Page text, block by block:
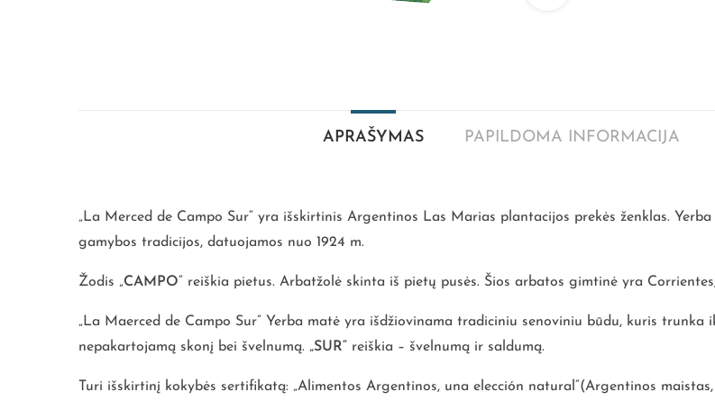
APRAŠYMAS PAPILDOMA INFORMACIJA
„La Merced de Campo Sur“ yra išskirtinis Argentinos Las Marias plantacijos prekės ženklas.
gamybos tradicijos, datuojamos nuo 1924 m.
Žodis „CAMPO“ reiškia pietus. Arbatžolė skinta iš pietų pusės. Šios arbatos gimtinė yra
„La Maerced de Campo Sur” Yerba matė yra išdžiovinama tradiciniu senoviniu būdu, kuris trunka
nepakartojamą skonį bei švelnumą. „SUR“ reiškia – švelnumą ir saldumą.
Turi išskirtinį kokybės sertifikatą: „Alimentos Argentinos, una elección natural“(Argentinos